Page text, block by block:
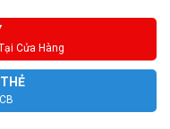
Cửa Hàng